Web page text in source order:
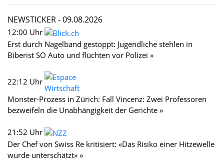
NEWSTICKER -09.08.2026
12:00 Uhr
Erst durch Nagelband gestoppt: Jugendliche stehlen in
Biberist SO Auto und flüchten vor Polizei »
22:12 Uhr
Monster-Prozess in Zürich: Fall Vincenz: Zwei Professoren
bezweifeln die Unabhängigkeit der Gerichte »
21:52 Uhr
Der Chef von Swiss Re kritisiert: «Das Risiko einer Hitzewelle
wurde unterschätzt» »